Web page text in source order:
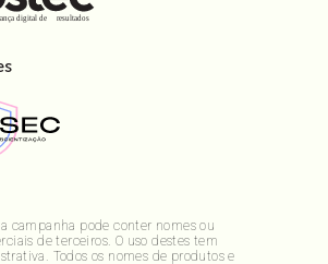
campanha pode conter nomes ou
de terceiros. O uso destes tem
Todos os nomes de produtos e